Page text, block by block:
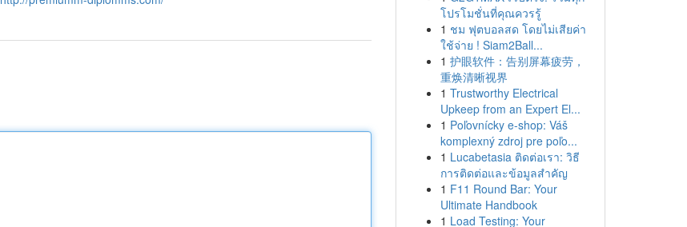
โปรโมชั่นที่คุณควรรู้
1 ชม ฟุตบอลสด โดยไม่เสียค่า
ใช้จ่าย ! Siam2Ball...
1 护眼软件：告别屏幕疲劳，
重焕清晰视界
1 Trustworthy Electrical
Upkeep from an Expert El...
1 Poľovnícky e-shop: Váš
komplexný zdroj pre poľo...
1 Lucabetasia ติดต่อเรา: วิธี
การติดต่อและข้อมูลสำคัญ
1 F11 Round Bar: Your
Ultimate Handbook
1 Load Testing: Your